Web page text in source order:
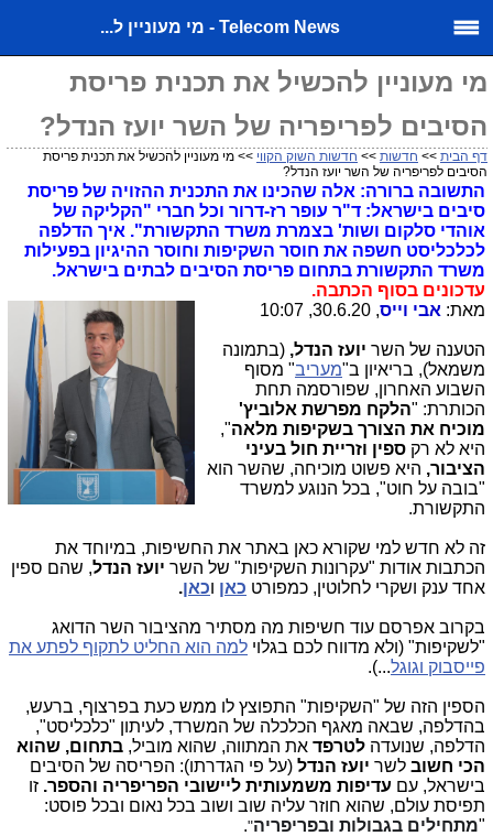
Telecom News - מי מעוניין ל...
מי מעוניין להכשיל את תכנית פריסת
הסיבים לפריפריה של השר יועז הנדל?
דף הבית >> חדשות >> חדשות השוק הקווי >> מי מעוניין להכשיל את תכנית פריסת
הסיבים לפריפריה של השר יועז הנדל?
התשובה ברורה: אלה שהכינו את התכנית ההזויה של פריסת
סיבים בישראל: ד"ר עופר רז-דרור וכל חברי "הקליקה של
אוהדי סלקום ושות' בצמרת משרד התקשורת". איך הדלפה
לכלכליסט חשפה את חוסר השקיפות וחוסר ההיגיון בפעילות
משרד התקשורת בתחום פריסת הסיבים לבתים בישראל.
עדכונים בסוף הכתבה.
מאת: אבי וייס, 30.6.20, 10:07
הטענה של השר יועז הנדל, (בתמונה
משמאל), בריאיון ב"מעריב" מסוף
השבוע האחרון, שפורסמה תחת
הכותרת: "הלקח מפרשת אלוביץ'
מוכיח את הצורך בשקיפות מלאה",
היא לא רק ספין וזריית חול בעיני
הציבור, היא פשוט מוכיחה, שהשר הוא
"בובה על חוט", בכל הנוגע למשרד
התקשורת.
זה לא חדש למי שקורא כאן באתר את החשיפות, במיוחד את
הכתבות אודות "עקרונות השקיפות" של השר יועז הנדל, שהם ספין
אחד ענק ושקרי לחלוטין, כמפורט כאן וכאן.
בקרוב אפרסם עוד חשיפות מה מסתיר מהציבור השר הדואג
"לשקיפות" (ולא מדווח לכם בגלוי למה הוא החליט לתקוף לפתע את
פייסבוק וגוגל...).
הספין הזה של "השקיפות" התפוצץ לו ממש כעת בפרצוף, ברעש,
בהדלפה, שבאה מאגף הכלכלה של המשרד, לעיתון "כלכליסט",
הדלפה, שנועדה לטרפד את המתווה, שהוא מוביל, בתחום, שהוא
הכי חשוב לשר יועז הנדל (על פי הגדרתו): הפריסה של הסיבים
בישראל, עם עדיפות משמעותית ליישובי הפריפריה והספר. זו
תפיסת עולם, שהוא חוזר עליה שוב ושוב בכל נאום ובכל פוסט:
"מתחילים בגבולות ובפריפריה"
.